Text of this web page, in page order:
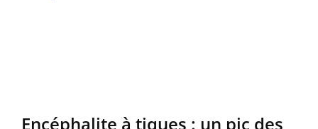
Encéphalite à tiques : un pic des